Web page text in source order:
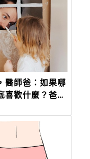
醫師爸：如果哪
喜歡什麼？爸爸